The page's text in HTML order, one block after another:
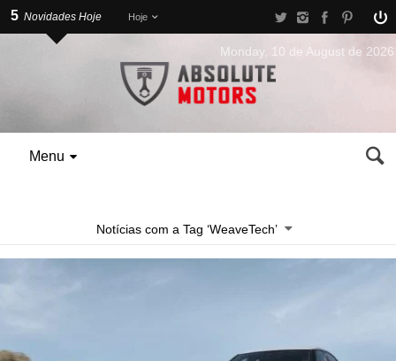
5 Novidades Hoje Hoje
Monday, 10 de August de 2026
Menu
Notícias com a Tag ‘WeaveTech’